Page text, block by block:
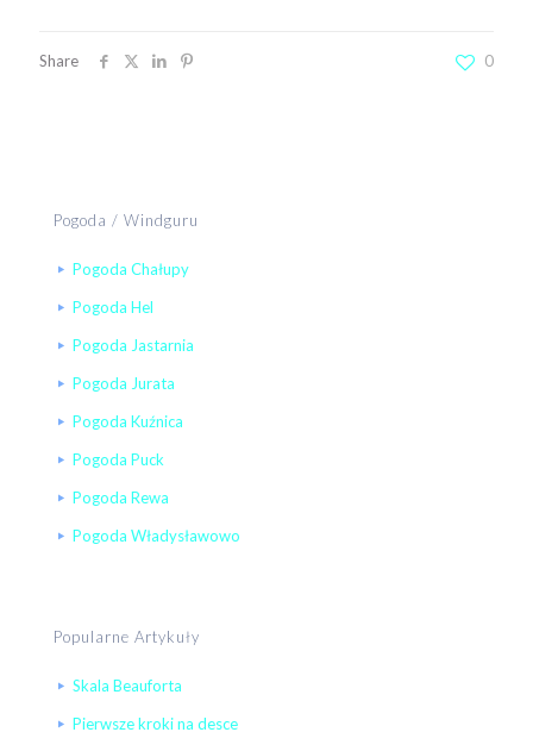
Share 0
Pogoda / Windguru
Pogoda Chałupy
Pogoda Hel
Pogoda Jastarnia
Pogoda Jurata
Pogoda Kuźnica
Pogoda Puck
Pogoda Rewa
Pogoda Władysławowo
Popularne Artykuły
Skala Beauforta
Pierwsze kroki na desce